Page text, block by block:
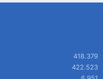
418.379
422.523